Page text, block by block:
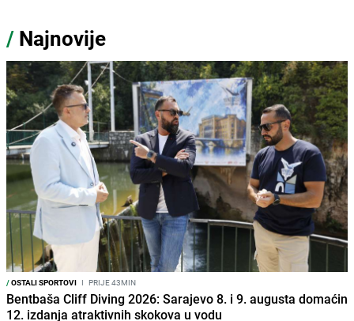
/ Najnovije
/OSTALI SPORTOVI I PRIJE 43MIN
Bentbaša Cliff Diving 2026: Sarajevo 8. i 9. augusta domaćin
12. izdanja atraktivnih skokova u vodu